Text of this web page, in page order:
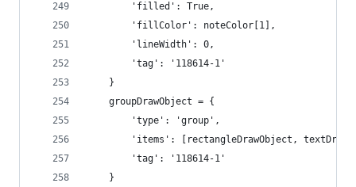
        'filled': True,
        'fillColor': noteColor[1],
        'lineWidth': 0,
        'tag': '118614-1'
    }
    groupDrawObject = {
        'type': 'group',
'items': [rectangleDrawObject,
        'tag': '118614-1'
    }